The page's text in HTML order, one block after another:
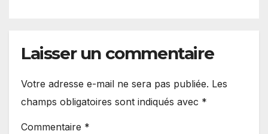
Laisser un commentaire
Votre adresse e-mail ne sera pas publiée. Les
champs obligatoires sont indiqués avec *
Commentaire *